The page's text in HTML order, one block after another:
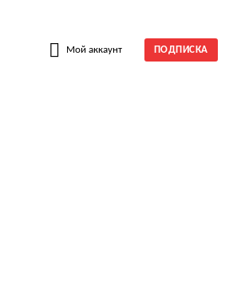
Мой аккаунт ПОДПИСКА